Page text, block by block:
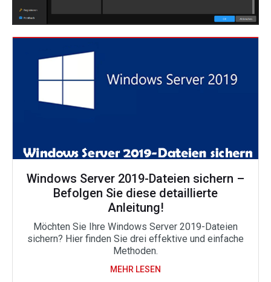
Windows Server 2019-Dateien sichern –
Befolgen Sie diese detaillierte
Anleitung!
Möchten Sie Ihre Windows Server 2019-Dateien
sichern? Hier finden Sie drei effektive und einfache
Methoden.
MEHR LESEN